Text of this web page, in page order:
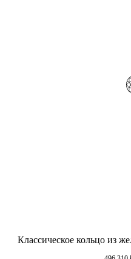
Классическое кольцо из